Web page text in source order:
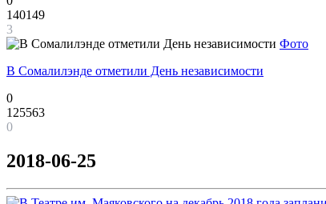
140149
3
Фото
В Сомалилэнде отметили День независимости
0
125563
0
2018-06-25